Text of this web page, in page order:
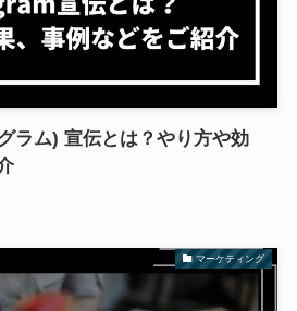
ラム) 宣伝とは？やり方や効
マーケティング